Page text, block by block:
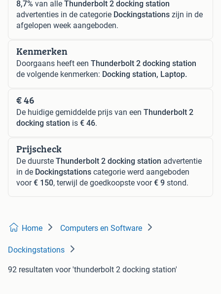
8,7% van alle Thunderbolt 2 docking station
advertenties in de categorie Dockingstations zijn in de
afgelopen week aangeboden.
Kenmerken
Doorgaans heeft een Thunderbolt 2 docking station
de volgende kenmerken: Docking station, Laptop.
€ 46
De huidige gemiddelde prijs van een Thunderbolt 2
docking station is € 46.
Prijscheck
De duurste Thunderbolt 2 docking station advertentie
in de Dockingstations categorie werd aangeboden
voor€ 150, terwijl de goedkoopste voor€ 9 stond.
Home Computers en Software
Dockingstations
92 resultaten voor 'thunderbolt 2 docking station'